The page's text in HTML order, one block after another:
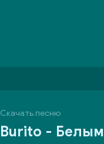
Скачать песню
Burito - Белым